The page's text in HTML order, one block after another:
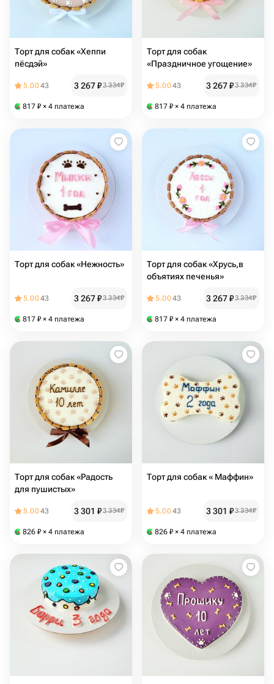
Торт для собак «Хеппи
пёсдэй»
5.0043 3 267₽3 334₽
817 ₽ × 4 платежа
Торт для собак
«Праздничное угощение»
5.0043 3 267₽3 334₽
817 ₽ × 4 платежа
Торт для собак «Нежность»
5.0043 3 267₽3 334₽
817 ₽ × 4 платежа
Торт для собак «Хрусь,в
объятиях печенья»
5.0043 3 267₽3 334₽
817 ₽ × 4 платежа
Торт для собак «Радость
для пушистых»
5.0043 3 301 ₽3 334₽
826 ₽ × 4 платежа
Торт для собак « Маффин»
5.0043 3 301 ₽3 334₽
826 ₽ × 4 платежа